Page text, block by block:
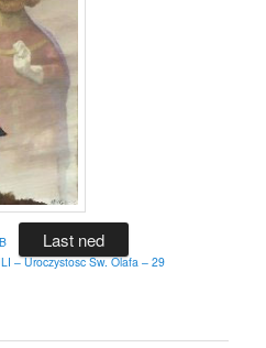
Last ned
– Uroczystosc Sw. Olafa – 29